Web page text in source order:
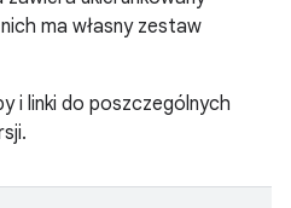
ma własny zestaw
i linki do poszczególnych